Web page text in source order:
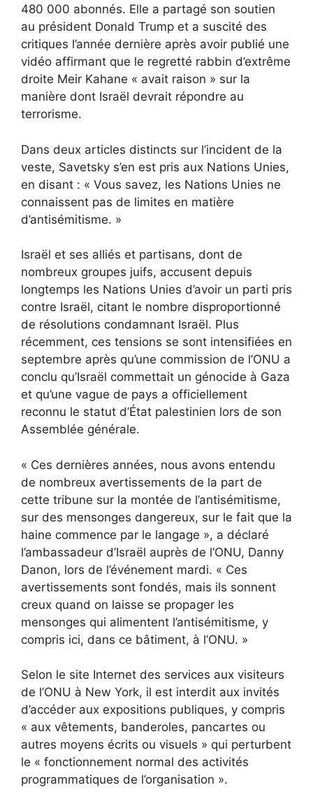
480 000 abonnés. Elle a partagé son soutien
au président Donald Trump et a suscité des
critiques l’année dernière après avoir publié une
vidéo affirmant que le regretté rabbin d’extrême
droite Meir Kahane « avait raison » sur la
manière dont Israël devrait répondre au
terrorisme.
Dans deux articles distincts sur l’incident de la
veste, Savetsky s’en est pris aux Nations Unies,
en disant : « Vous savez, les Nations Unies ne
connaissent pas de limites en matière
d’antisémitisme. »
Israël et ses alliés et partisans, dont de
nombreux groupes juifs, accusent depuis
longtemps les Nations Unies d’avoir un parti pris
contre Israël, citant le nombre disproportionné
de résolutions condamnant Israël. Plus
récemment, ces tensions se sont intensifiées en
septembre après qu’une commission de l’ONU a
conclu qu’Israël commettait un génocide à Gaza
et qu’une vague de pays a officiellement
reconnu le statut d’État palestinien lors de son
Assemblée générale.
« Ces dernières années, nous avons entendu
de nombreux avertissements de la part de
cette tribune sur la montée de l’antisémitisme,
sur des mensonges dangereux, sur le fait que la
haine commence par le langage », a déclaré
l’ambassadeur d’Israël auprès de l’ONU, Danny
Danon, lors de l’événement mardi. « Ces
avertissements sont fondés, mais ils sonnent
creux quand on laisse se propager les
mensonges qui alimentent l’antisémitisme, y
compris ici, dans ce bâtiment, à l’ONU. »
Selon le site Internet des services aux visiteurs
de l’ONU à New York, il est interdit aux invités
d’accéder aux expositions publiques, y compris
« aux vêtements, banderoles, pancartes ou
autres moyens écrits ou visuels » qui perturbent
le « fonctionnement normal des activités
programmatiques de l’organisation ».